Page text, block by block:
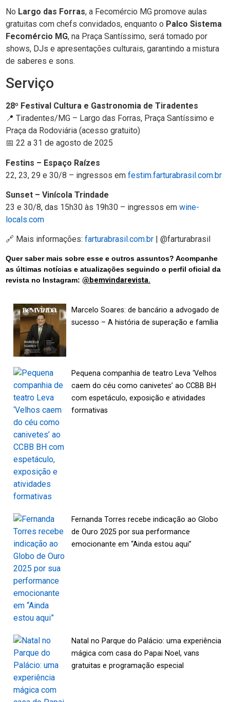
No Largo das Forras, a Fecomércio MG promove aulas
gratuitas com chefs convidados, enquanto o Palco Sistema
Fecomércio MG, na Praça Santíssimo, será tomado por
shows, DJs e apresentações culturais, garantindo a mistura
de saberes e sons.
Serviço
28º Festival Cultura e Gastronomia de Tiradentes
📍 Tiradentes/MG – Largo das Forras, Praça Santíssimo e
Praça da Rodoviária (acesso gratuito)
📅 22 a 31 de agosto de 2025
Festins – Espaço Raízes
22, 23, 29 e 30/8 – ingressos em festim.farturabrasil.com.br
Sunset – Vinícola Trindade
23 e 30/8, das 15h30 às 19h30 – ingressos em wine-
locals.com
🔗 Mais informações: farturabrasil.com.br | @farturabrasil
Quer saber mais sobre esse e outros assuntos? Acompanhe
as últimas notícias e atualizações seguindo o perfil oficial da
revista no Instagram: @bemvindarevista.
Marcelo Soares: de bancário a advogado de
sucesso – A história de superação e família
Pequena companhia de teatro Leva ‘Velhos
caem do céu como canivetes’ ao CCBB BH
com espetáculo, exposição e atividades
formativas
Fernanda Torres recebe indicação ao Globo
de Ouro 2025 por sua performance
emocionante em “Ainda estou aqui”
Natal no Parque do Palácio: uma experiência
mágica com casa do Papai Noel, vans
gratuitas e programação especial